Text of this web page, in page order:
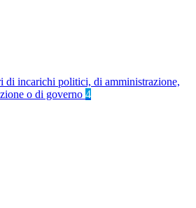
di incarichi politici, di amministrazione,
o di governo 4